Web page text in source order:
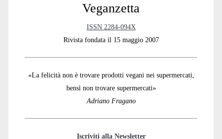
Veganzetta
ISSN 2284-094X
Rivista fondata il 15 maggio 2007
«La felicità non è trovare prodotti vegani nei supermercati,
bensì non trovare supermercati»
Adriano Fragano
Iscriviti alla Newsletter